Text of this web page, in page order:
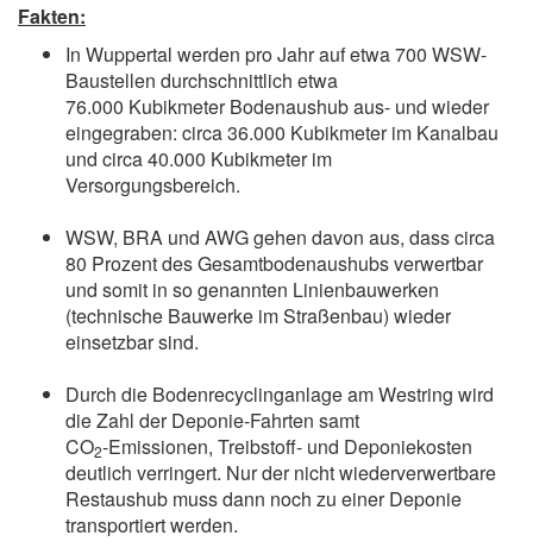
Fakten:
In Wuppertal werden pro Jahr auf etwa 700 WSW-
Baustellen durchschnittlich etwa
76.000 Kubikmeter Bodenaushub aus- und wieder
eingegraben: circa 36.000 Kubikmeter im Kanalbau
und circa 40.000 Kubikmeter im
Versorgungsbereich.
WSW, BRA und AWG gehen davon aus, dass circa
80 Prozent des Gesamtbodenaushubs verwertbar
und somit in so genannten Linienbauwerken
(technische Bauwerke im Straßenbau) wieder
einsetzbar sind.
Durch die Bodenrecyclinganlage am Westring wird
die Zahl der Deponie-Fahrten samt
CO2-Emissionen, Treibstoff- und Deponiekosten
deutlich verringert. Nur der nicht wiederverwertbare
Restaushub muss dann noch zu einer Deponie
transportiert werden.